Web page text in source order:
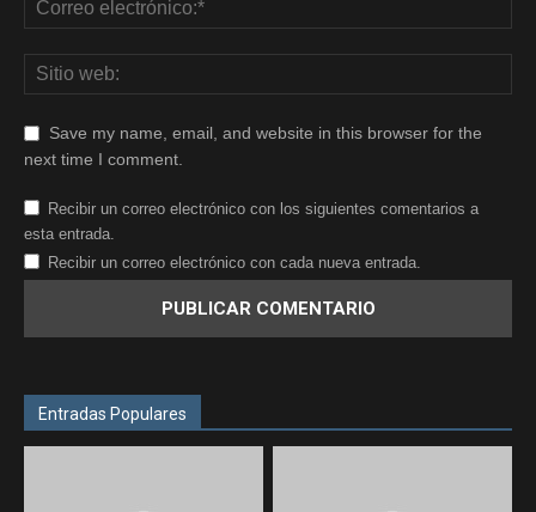
Save my name, email, and website in this browser for the
next time I comment.
Recibir un correo electrónico con los siguientes comentarios a
esta entrada.
Recibir un correo electrónico con cada nueva entrada.
Entradas Populares